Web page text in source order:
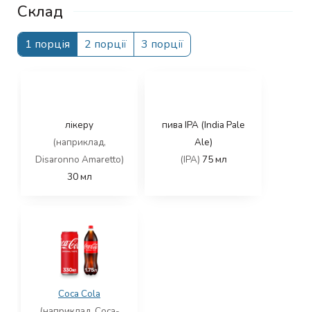
Склад
1 порція 2 порції 3 порції
лікеру
(наприклад,
Disaronno Amaretto)
30мл
пива IPA (India Pale
Ale)
(IPA) 75мл
Coca Cola